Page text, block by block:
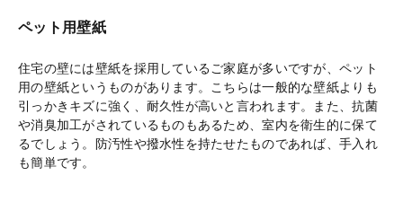
ペット用壁紙
住宅の壁には壁紙を採用しているご家庭が多いですが、ペット
用の壁紙というものがあります。こちらは一般的な壁紙よりも
引っかきキズに強く、耐久性が高いと言われます。また、抗菌
や消臭加工がされているものもあるため、室内を衛生的に保て
るでしょう。防汚性や撥水性を持たせたものであれば、手入れ
も簡単です。